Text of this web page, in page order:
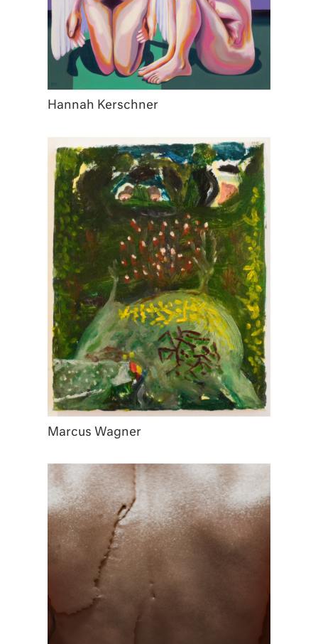
Hannah Kerschner
Marcus Wagner